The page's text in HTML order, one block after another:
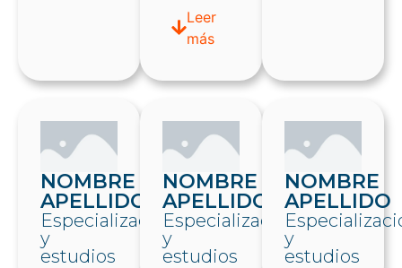
Leer
más
NOMBRE
APELLIDO
Especialización
y
estudios
NOMBRE
APELLIDO
Especialización
y
estudios
NOMBRE
APELLIDO
y
estudios